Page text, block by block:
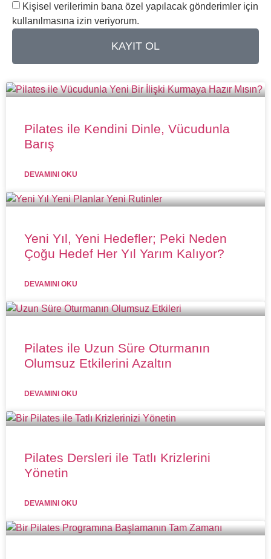
Kişisel verilerimin bana özel yapılacak gönderimler için
kullanılmasına izin veriyorum.
KAYIT OL
Pilates ile Kendini Dinle, Vücudunla
Barış
DEVAMINI OKU
Yeni Yıl, Yeni Hedefler; Peki Neden
Çoğu Hedef Her Yıl Yarım Kalıyor?
DEVAMINI OKU
Pilates ile Uzun Süre Oturmanın
Olumsuz Etkilerini Azaltın
DEVAMINI OKU
Pilates Dersleri ile Tatlı Krizlerini
Yönetin
DEVAMINI OKU